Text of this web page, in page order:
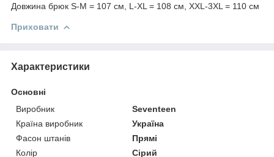
Довжина брюк S-M = 107 см, L-XL = 108 см, XXL-3XL = 110 см
Приховати
Характеристики
Основні
Виробник
Seventeen
Країна виробник
Україна
Фасон штанів
Прямі
Колір
Сірий